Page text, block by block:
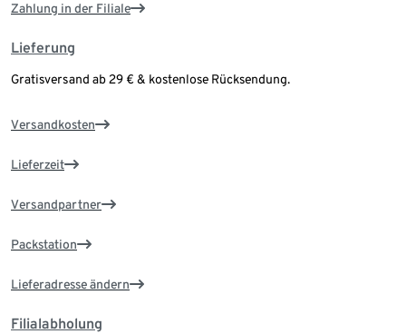
Zahlung in der Filiale
Lieferung
Gratisversand ab 29 € & kostenlose Rücksendung.
Versandkosten
Lieferzeit
Versandpartner
Packstation
Lieferadresse ändern
Filialabholung